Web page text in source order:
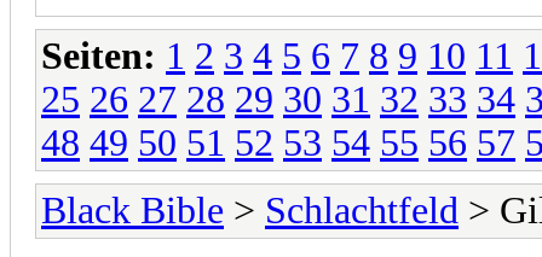
Seiten: 1 2 3 4 5 6 7 8 9 10 11
25 26 27 28 29 30 31 32 33 34
48 49 50 51 52 53 54 55 56 57
Black Bible > Schlachtfeld >